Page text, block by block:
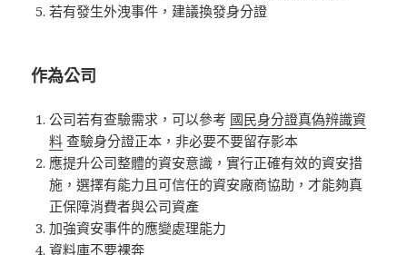
若有發生外洩事件，建議換發身分證
作為公司
公司若有查驗需求，可以參考 國民身分證真偽辨識資
料 查驗身分證正本，非必要不要留存影本
應提升公司整體的資安意識，實行正確有效的資安措
施，選擇有能力且可信任的資安廠商協助，才能夠真
正保障消費者與公司資產
加強資安事件的應變處理能力
資料庫不要裸奔